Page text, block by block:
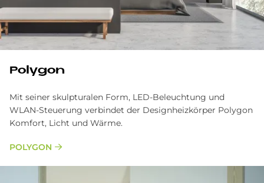
Po­ly­gon
Mit seiner skulpturalen Form, LED-Beleuchtung und
WLAN-Steuerung verbindet der Designheizkörper Polygon
Komfort, Licht und Wärme.
POLYGON